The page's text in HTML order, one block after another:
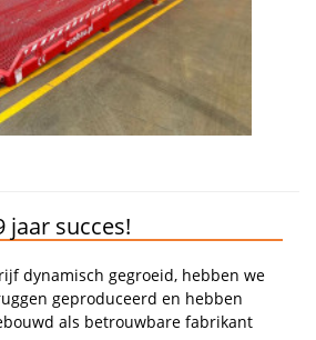
jaar succes!
dynamisch gegroeid, hebben we
geproduceerd en hebben
als betrouwbare fabrikant